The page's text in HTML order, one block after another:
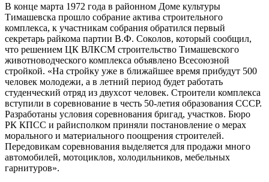
В конце марта 1972 года в районном Доме культуры
Тимашевска прошло собрание актива строительного
комплекса, к участникам собрания обратился первый
секретарь райкома партии В.Ф. Соколов, который сообщил,
что решением ЦК ВЛКСМ строительство Тимашевского
животноводческого комплекса объявлено Всесоюзной
стройкой. «На стройку уже в ближайшее время прибудут 500
человек молодежи, а в летний период будет работать
студенческий отряд из двухсот человек. Строители комплекса
вступили в соревнование в честь 50-летия образования СССР.
Разработаны условия соревнования бригад, участков. Бюро
РК КПСС и райисполком приняли постановление о мерах
морального и материального поощрения строителей.
Передовикам соревнования выделяется для продажи много
автомобилей, мотоциклов, холодильников, мебельных
гарнитуров».